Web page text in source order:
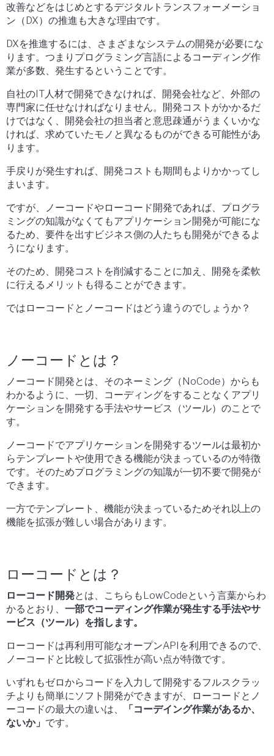
改善などをはじめとするデジタルトランスフォーメーショ
ン（DX）の推進も大きな理由です。
DXを推進するには、さまざまなシステムの開発が必要にな
ります。つまりプログラミング言語によるコーディング作
業が多数、発生するということです。
自社のIT人材で開発できなければ、開発会社など、外部の
専門家に任せなければなりません。開発コストがかかるだ
けではなく、開発会社の担当者と意思疎通がうまくいかな
ければ、求めていたモノと異なるものができる可能性があ
ります。
手戻りが発生すれば、開発コストも期間もよりかかってし
まいます。
ですが、ノーコードやローコード開発であれば、プログラ
ミングの知識がなくてもアプリケーション開発が可能にな
るため、要件を出すビジネス側の人たちも開発ができるよ
うになります。
そのため、開発コストを削減することに加え、開発を柔軟
に行えるメリットも得ることができます。
ではローコードとノーコードはどう違うのでしょうか？
ノーコードとは？
ノーコード開発とは、そのネーミング（NoCode）からも
わかるように、一切、コーディングをすることなくアプリ
ケーションを開発する手法やサービス（ツール）のことで
す。
ノーコードでアプリケーションを開発するツールは最初か
らテンプレートや使用できる機能が決まっているのが特徴
です。そのためプログラミングの知識が一切不要で開発が
できます。
一方でテンプレート、機能が決まっているためそれ以上の
機能を拡張が難しい場合があります。
ローコードとは？
ローコード開発とは、こちらもLowCodeという言葉からわ
かるとおり、 一部でコーディング作業が発生する手法やサ
ービス（ツール）を指します。
ローコードは再利用可能なオープンAPIを利用できるので、
ノーコードと比較して拡張性が高い点が特徴です。
いずれもゼロからコードを入力して開発するフルスクラッ
チよりも簡単にソフト開発ができますが、ローコードとノ
ーコードの最大の違いは、
「コーデイング作業があるか、
ないか」 です。